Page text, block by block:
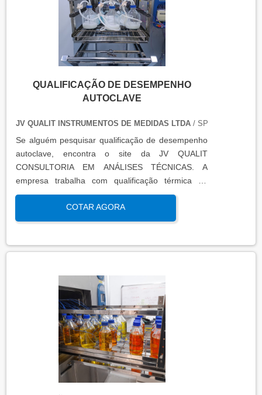
QUALIFICAÇÃO DE DESEMPENHO
AUTOCLAVE
JV QUALIT INSTRUMENTOS DE MEDIDAS LTDA/ SP
Se alguém pesquisar qualificação de desempenho
autoclave, encontra o site da JV QUALIT
CONSULTORIA EM ANÁLISES TÉCNICAS. A
empresa trabalha com qualificação térmica de
equipamentos e engenharia, disponibilizando o que
há de mais atual para garantir a qualidade final
para seus clientes.
COTAR AGORA